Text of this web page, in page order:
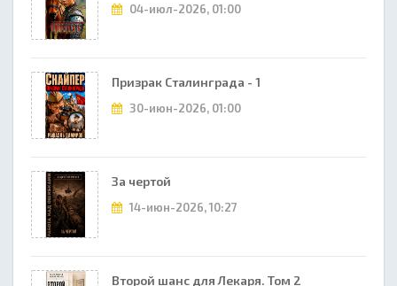
04-июл-2026, 01:00
Призрак Сталинграда - 1
30-июн-2026, 01:00
За чертой
14-июн-2026, 10:27
Второй шанс для Лекаря. Том 2